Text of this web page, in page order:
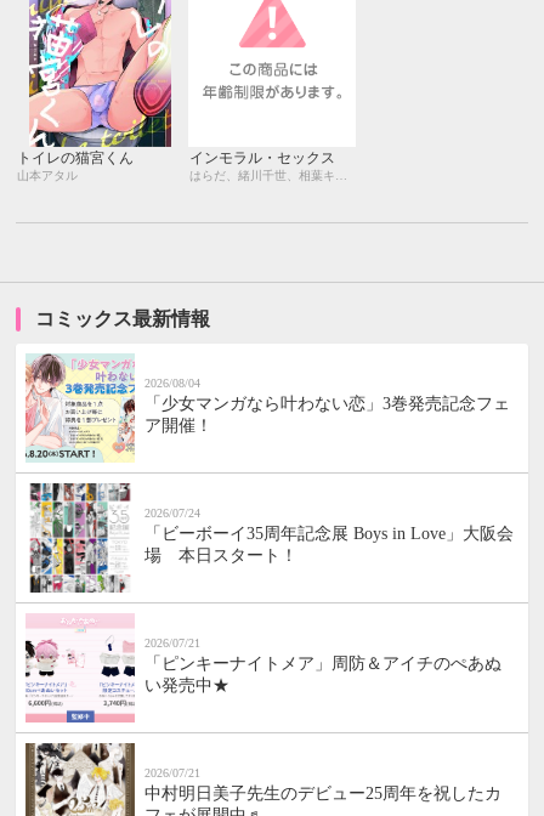
トイレの猫宮くん
山本アタル
インモラル・セックス
コミックス最新情報
2026/08/04
「少女マンガなら叶わない恋」3巻発売記念フェ
ア開催！
2026/07/24
「ビーボーイ35周年記念展 Boys in Love」大阪会
場 本日スタート！
2026/07/21
「ピンキーナイトメア」周防＆アイチのぺあぬ
い発売中★
2026/07/21
中村明日美子先生のデビュー25周年を祝したカ